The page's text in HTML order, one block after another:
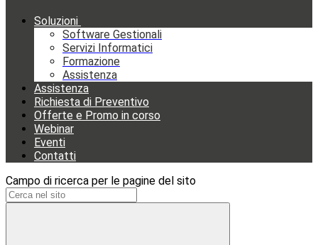
Soluzioni
Software Gestionali
Servizi Informatici
Formazione
Assistenza
Assistenza
Richiesta di Preventivo
Offerte e Promo in corso
Webinar
Eventi
Contatti
Campo di ricerca per le pagine del sito